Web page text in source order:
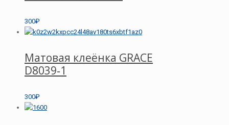
300₽
Матовая клеёнка GRACE
D8039‑1
300₽